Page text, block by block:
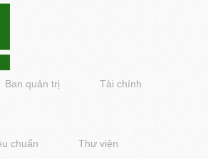
Ban quản trị Tài chính
chuẩn Thư viện